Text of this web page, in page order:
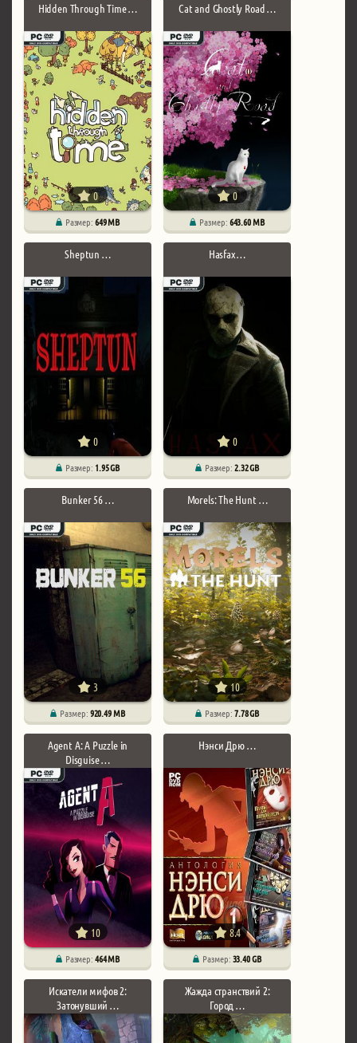
Hidden Through Time …
0
Размер:649 MB
Cat and Ghostly Road …
0
Размер:643.60 MB
Sheptun …
0
Размер: 1.95 GB
Hasfax …
0
Размер:2.32 GB
Bunker 56 …
3
Размер:920.49 MB
Morels: The Hunt …
10
Размер:7.78 GB
Agent A: A Puzzle in
Disguise …
10
Размер:464 MB
Нэнси Дрю …
8.4
Размер:33.40 GB
Искатели мифов 2:
Затонувший …
Жажда странствий 2:
Город …